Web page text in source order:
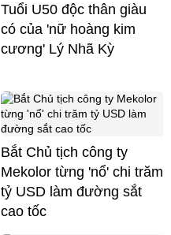
Tuổi U50 độc thân giàu
có của 'nữ hoàng kim
cương' Lý Nhã Kỳ
Bắt Chủ tịch công ty
Mekolor từng 'nổ' chi trăm
tỷ USD làm đường sắt
cao tốc